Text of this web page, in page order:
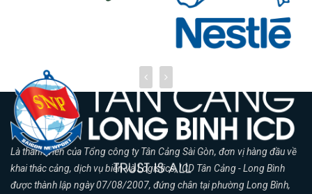
Là thành viên của Tổng công ty Tân Cảng Sài Gòn, đơn vị hàng đầu về
khai thác cảng, dịch vụ biển và Logistics, ICD Tân Cảng - Long Bình
được thành lập ngày 07/08/2007, đứng chân tại phường Long Bình,